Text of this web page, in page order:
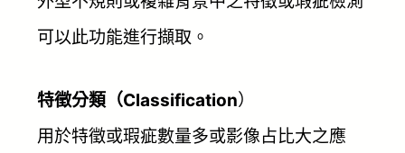
可以此功能進行擷取。
特徵分類（Classification）
用於特徵或瑕疵數量多或影像占比大之應